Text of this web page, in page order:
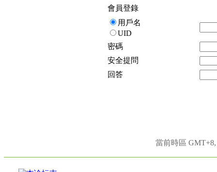
會員登錄
用戶名
UID
密碼
安全提問
回答
當前時區